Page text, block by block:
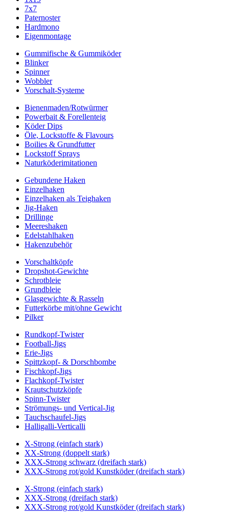
7x7
Paternoster
Hardmono
Eigenmontage
Gummifische & Gummiköder
Blinker
Spinner
Wobbler
Vorschalt-Systeme
Bienenmaden/Rotwürmer
Powerbait & Forellenteig
Köder Dips
Öle, Lockstoffe & Flavours
Boilies & Grundfutter
Lockstoff Sprays
Naturköderimitationen
Gebundene Haken
Einzelhaken
Einzelhaken als Teighaken
Jig-Haken
Drillinge
Meereshaken
Edelstahlhaken
Hakenzubehör
Vorschaltköpfe
Dropshot-Gewichte
Schrotbleie
Grundbleie
Glasgewichte & Rasseln
Futterkörbe mit/ohne Gewicht
Pilker
Rundkopf-Twister
Football-Jigs
Erie-Jigs
Spittzkopf- & Dorschbombe
Fischkopf-Jigs
Flachkopf-Twister
Krautschutzköpfe
Spinn-Twister
Strömungs- und Vertical-Jig
Tauchschaufel-Jigs
Halligalli-Verticalli
X-Strong (einfach stark)
XX-Strong (doppelt stark)
XXX-Strong schwarz (dreifach stark)
XXX-Strong rot/gold Kunstköder (dreifach stark)
X-Strong (einfach stark)
XXX-Strong (dreifach stark)
XXX-Strong rot/gold Kunstköder (dreifach stark)